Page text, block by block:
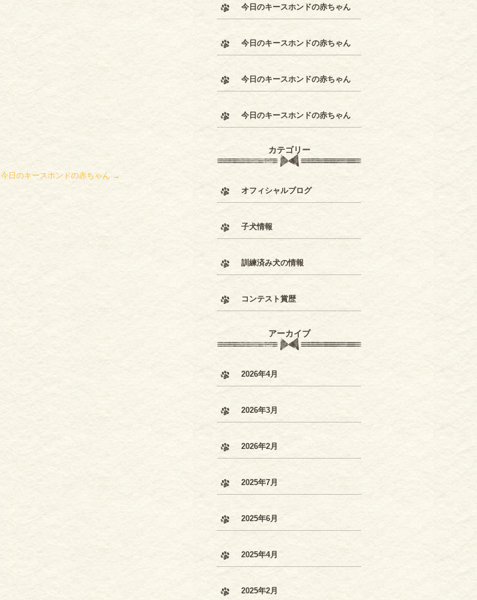
今日のキースホンドの赤ちゃん →
今日のキースホンドの赤ちゃん
今日のキースホンドの赤ちゃん
今日のキースホンドの赤ちゃん
今日のキースホンドの赤ちゃん
カテゴリー
オフィシャルブログ
子犬情報
訓練済み犬の情報
コンテスト賞歴
アーカイブ
2026年4月
2026年3月
2026年2月
2025年7月
2025年6月
2025年4月
2025年2月